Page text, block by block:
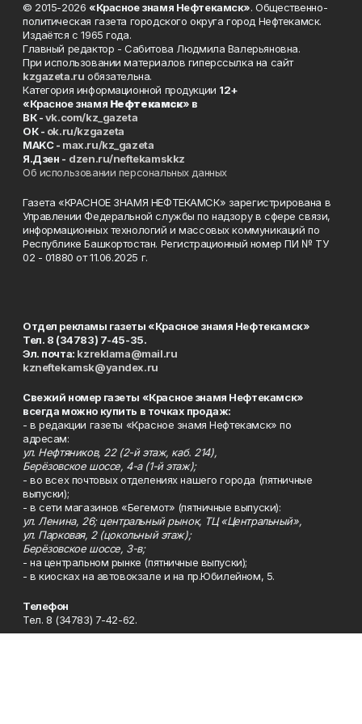
© 2015-2026 «Красное знамя Нефтекамск». Общественно-
политическая газета городского округа город Нефтекамск.
Издаётся с 1965 года.
Главный редактор - Сабитова Людмила Валерьяновна.
При использовании материалов гиперссылка на сайт
kzgazeta.ru обязательна.
Категория информационной продукции 12+
«Красное знамя Нефтекамск» в
ВК -vk.com/kz_gazeta
ОК - ok.ru/kzgazeta
MAKC - max.ru/kz_gazeta
Я.Дзен - dzen.ru/neftekamskkz
Об использовании персональных данных
Газета «КРАСНОЕ ЗНАМЯ НЕФТЕКАМСК» зарегистрирована в
Управлении Федеральной службы по надзору в сфере связи,
информационных технологий и массовых коммуникаций по
Республике Башкортостан. Регистрационный номер ПИ № ТУ
02 - 01880 от 11.06.2025 г.
Отдел рекламы газеты «Красное знамя Нефтекамск»
Тел. 8 (34783) 7-45-35.
Эл. почта: kzreklama@mail.ru
kzneftekamsk@yandex.ru
Свежий номер газеты «Красное знамя Нефтекамск»
всегда можно купить в точках продаж:
- в редакции газеты «Красное знамя Нефтекамск» по
адресам:
ул. Нефтяников, 22 (2-й этаж, каб. 214),
Берёзовское шоссе, 4-а (1-й этаж);
- во всех почтовых отделениях нашего города (пятничные
выпуски);
- в сети магазинов «Бегемот» (пятничные выпуски):
ул. Ленина, 26; центральный рынок, ТЦ «Центральный»,
ул. Парковая, 2 (цокольный этаж);
Берёзовское шоссе, 3-в;
- на центральном рынке (пятничные выпуски);
- в киосках на автовокзале и на пр.Юбилейном, 5.
Телефон
Тел. 8 (34783) 7-42-62.